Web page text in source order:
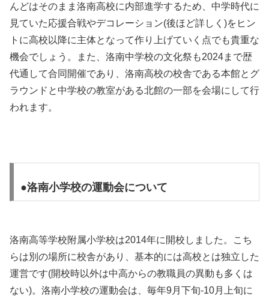
んどはそのまま洛南高校に内部進学するため、中学時代に
見ていた応援合戦やデコレーション(後ほど詳しく)をヒン
トに高校以降に主体となって作り上げていく点でも貴重な
機会でしょう。また、洛南中学校の文化祭も2024まで歴
代通して合同開催であり、洛南高校の校舎である本館とグ
ラウンドと中学校の教室がある北館の一部を会場にして行
われます。
●洛南小学校の運動会について
洛南高等学校附属小学校は2014年に開校しました。こち
らは別の場所に校舎があり、基本的には高校とは独立した
運営です(開校時以外は中高からの教職員の異動も多くは
ない)。洛南小学校の運動会は、毎年9月下旬-10月上旬に